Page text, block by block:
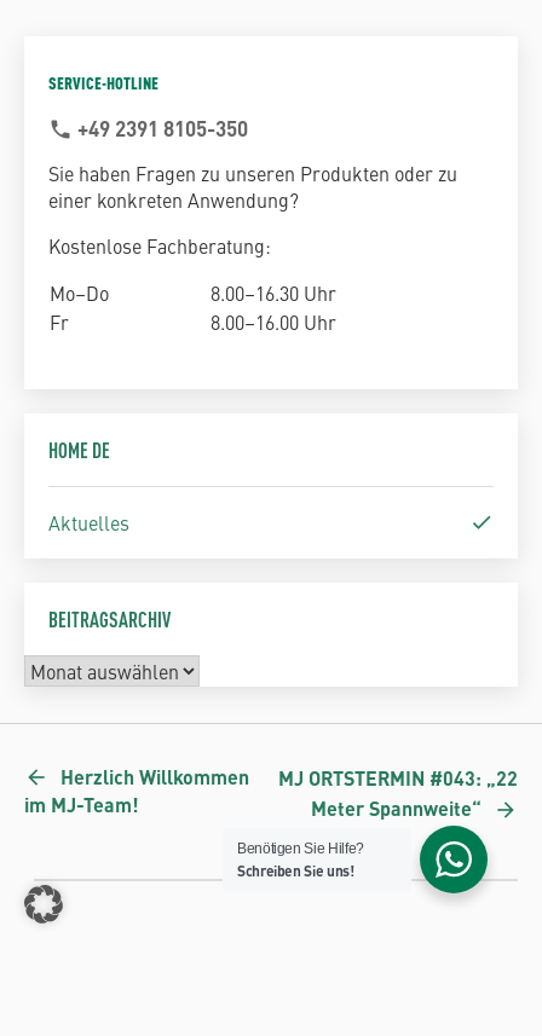
SERVICE-HOTLINE
phone +49 2391 8105-350
Sie haben Fragen zu unseren Produkten oder zu
einer konkreten Anwendung?
Kostenlose Fachberatung:
Mo–Do
8.00–16.30 Uhr
Fr
8.00–16.00 Uhr
HOME DE
Aktuelles
BEITRAGSARCHIV
Herzlich Willkommen
im MJ-Team!
MJ ORTSTERMIN #043: „22
Meter Spannweite“
Benötigen Sie Hilfe?
Schreiben Sie uns!